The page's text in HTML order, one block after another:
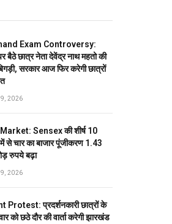
Exam Controversy:
बैठे छात्र नेता देवेंद्र नाथ महतो की
सरकार आज फिर करेगी छात्रों
9, 2026
Sensex की शीर्ष 10
से चार का बाजार पूंजीकरण 1.43
रुपये बढ़ा
9, 2026
Protest: प्रदर्शनकारी छात्रों के
को छठे दौर की वार्ता करेगी झारखंड